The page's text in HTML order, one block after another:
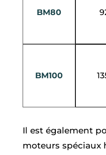
BM80
BM100
Il est également
moteurs spéciaux